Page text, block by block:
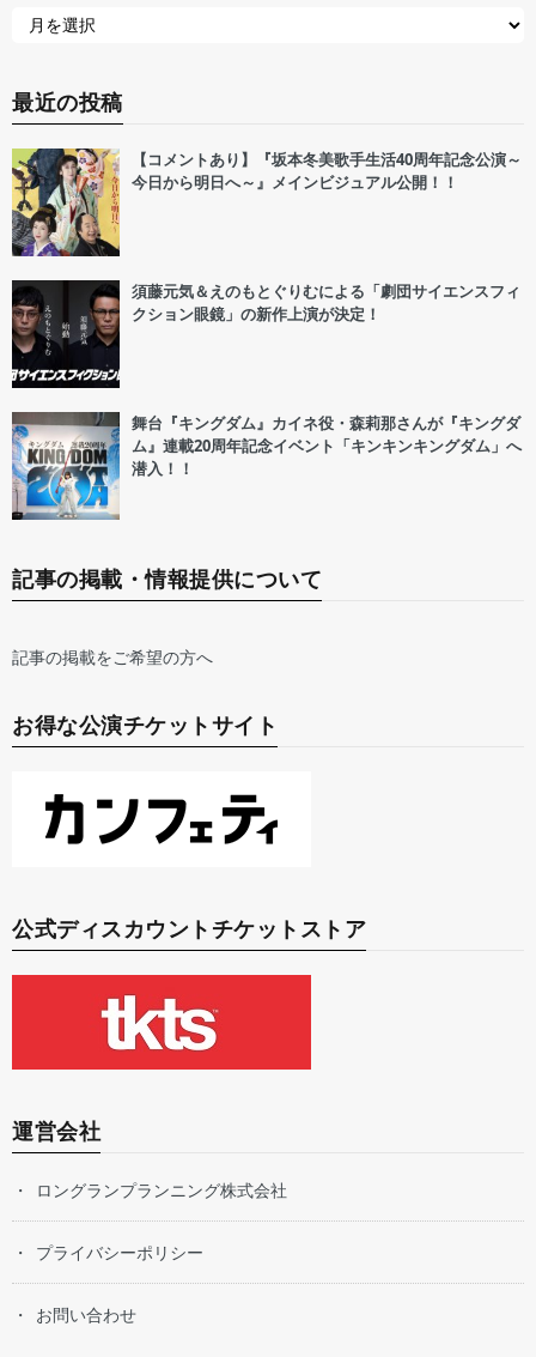
最近の投稿
【コメントあり】『坂本冬美歌手生活40周年記念公演～
今日から明日へ～』メインビジュアル公開！！
須藤元気＆えのもとぐりむによる「劇団サイエンスフィ
クション眼鏡」の新作上演が決定！
舞台『キングダム』カイネ役・森莉那さんが『キングダ
ム』連載20周年記念イベント「キンキンキングダム」へ
潜入！！
記事の掲載・情報提供について
記事の掲載をご希望の方へ
お得な公演チケットサイト
公式ディスカウントチケットストア
運営会社
ロングランプランニング株式会社
プライバシーポリシー
お問い合わせ